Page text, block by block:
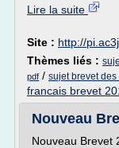
Lire la suite
Site : http://
Thèmes liés :
pdf / sujet brevet
francais brevet
Nouveau
Nouveau Brevet